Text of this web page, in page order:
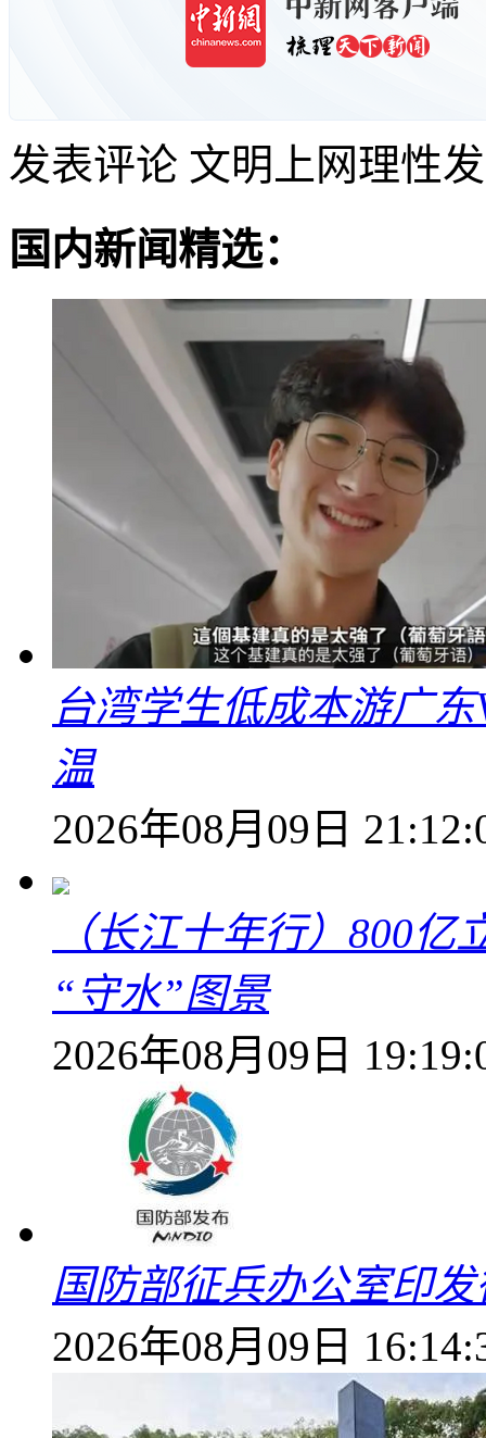
发表评论 文明上网理性
国内新闻精选：
台湾学生低成本游广
温
2026年08月09日
（长江十年行）800
“守水”图景
2026年08月09日
国防部征兵办公室印
2026年08月09日